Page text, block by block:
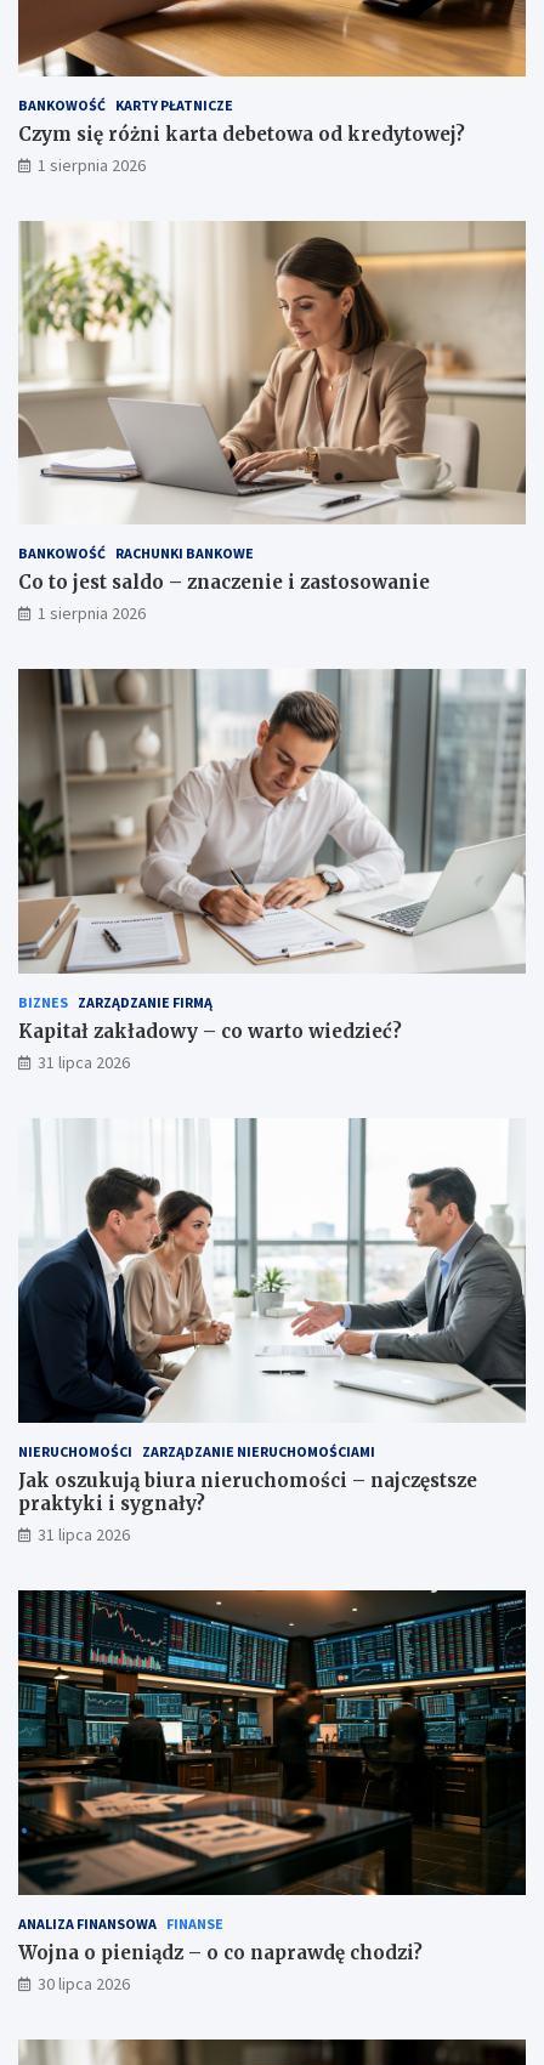
BANKOWOŚĆ KARTY PŁATNICZE
Czym się różni karta debetowa od kredytowej?
1 sierpnia 2026
BANKOWOŚĆ RACHUNKI BANKOWE
Co to jest saldo – znaczenie i zastosowanie
1 sierpnia 2026
BIZNES ZARZĄDZANIE FIRMĄ
Kapitał zakładowy – co warto wiedzieć?
31 lipca 2026
NIERUCHOMOŚCI ZARZĄDZANIE NIERUCHOMOŚCIAMI
Jak oszukują biura nieruchomości – najczęstsze
praktyki i sygnały?
31 lipca 2026
ANALIZA FINANSOWA FINANSE
Wojna o pieniądz – o co naprawdę chodzi?
30 lipca 2026